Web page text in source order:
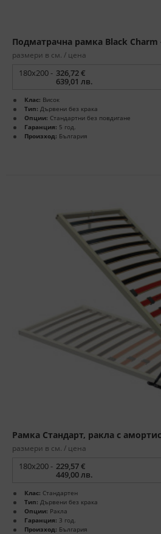
Подматрачна рамка Black
размери в см. / цена
180x200 - 326,72 €
639,01 лв.
Клас: Висок
Тип: Дървени без крака
Опции: Стандартни без повдигане
Гаранция: 5 год.
Произход: България
Рамка Стандарт, ракла с
размери в см. / цена
180x200 - 229,57 €
449,00 лв.
Клас: Стандартен
Тип: Дървени без крака
Опции: Ракла
Гаранция: 3 год.
Произход: България